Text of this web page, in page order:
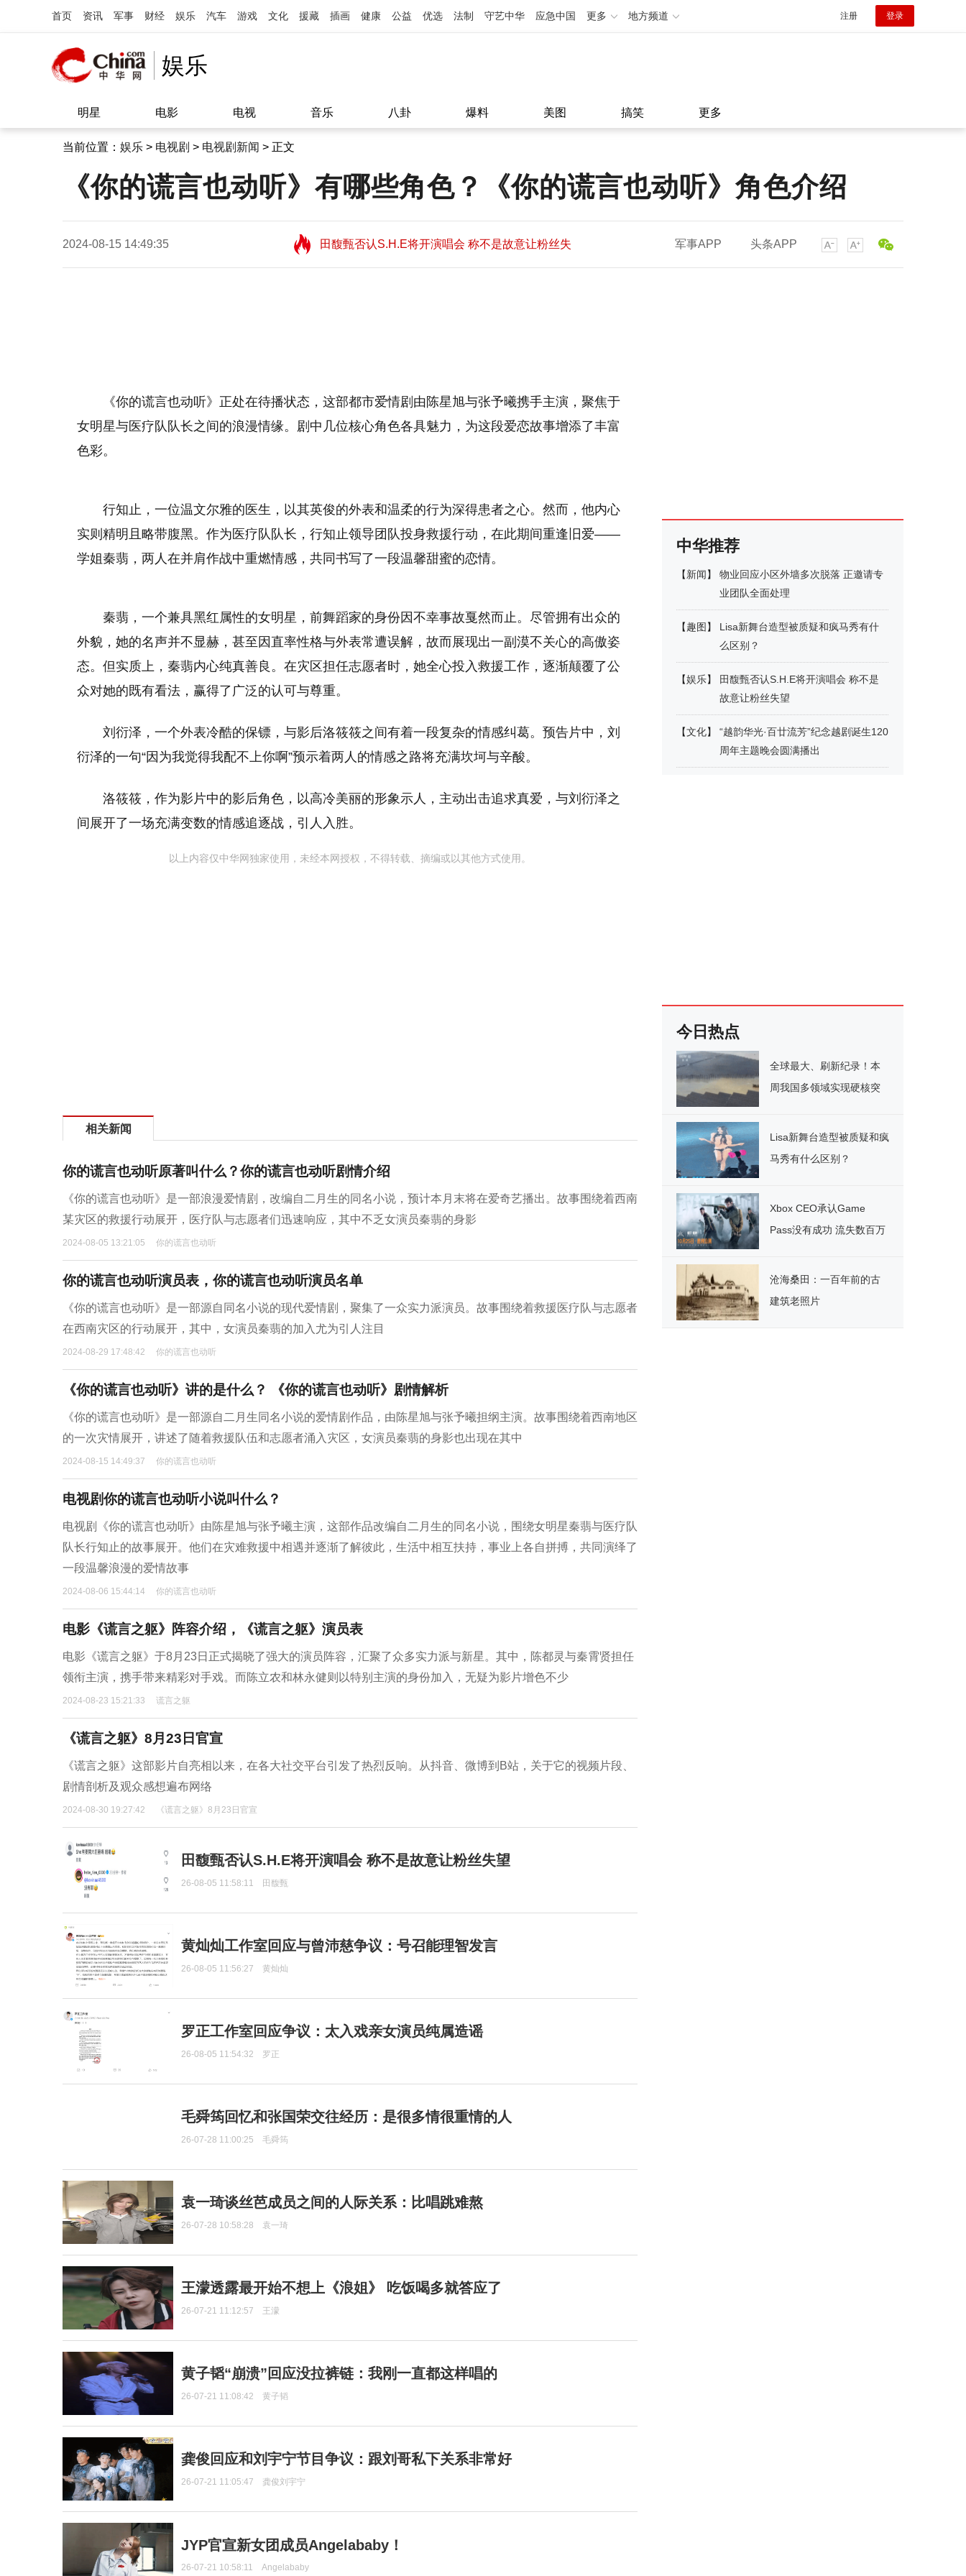
首页 资讯 军事 财经 娱乐 汽车 游戏 文化 援藏 插画 健康 公益 优选 法制 守艺中华 应急中国 更多 地方频道 注册 登录
娱乐
明星 电影 电视 音乐 八卦 爆料 美图 搞笑 更多
当前位置： 娱乐 > 电视剧 > 电视剧新闻 > 正文
《你的谎言也动听》有哪些角色？《你的谎言也动听》角色介绍
2024-08-15 14:49:35
田馥甄否认S.H.E将开演唱会 称不是故意让粉丝失
望11:08
田馥甄否认S.H.E将开演唱会 称不是故意让粉丝失
军事APP 头条APP
《你的谎言也动听》正处在待播状态，这部都市爱情剧由陈星旭与张予曦携手主演，聚焦于
女明星与医疗队队长之间的浪漫情缘。剧中几位核心角色各具魅力，为这段爱恋故事增添了丰富
色彩。
行知止，一位温文尔雅的医生，以其英俊的外表和温柔的行为深得患者之心。然而，他内心
实则精明且略带腹黑。作为医疗队队长，行知止领导团队投身救援行动，在此期间重逢旧爱——
学姐秦翡，两人在并肩作战中重燃情感，共同书写了一段温馨甜蜜的恋情。
秦翡，一个兼具黑红属性的女明星，前舞蹈家的身份因不幸事故戛然而止。尽管拥有出众的
外貌，她的名声并不显赫，甚至因直率性格与外表常遭误解，故而展现出一副漠不关心的高傲姿
态。但实质上，秦翡内心纯真善良。在灾区担任志愿者时，她全心投入救援工作，逐渐颠覆了公
众对她的既有看法，赢得了广泛的认可与尊重。
刘衍泽，一个外表冷酷的保镖，与影后洛筱筱之间有着一段复杂的情感纠葛。预告片中，刘
衍泽的一句“因为我觉得我配不上你啊”预示着两人的情感之路将充满坎坷与辛酸。
洛筱筱，作为影片中的影后角色，以高冷美丽的形象示人，主动出击追求真爱，与刘衍泽之
间展开了一场充满变数的情感追逐战，引人入胜。
以上内容仅中华网独家使用，未经本网授权，不得转载、摘编或以其他方式使用。
相关新闻
你的谎言也动听原著叫什么？你的谎言也动听剧情介绍
《你的谎言也动听》是一部浪漫爱情剧，改编自二月生的同名小说，预计本月末将在爱奇艺播出。故事围绕着西南
某灾区的救援行动展开，医疗队与志愿者们迅速响应，其中不乏女演员秦翡的身影
2024-08-05 13:21:05 你的谎言也动听
你的谎言也动听演员表，你的谎言也动听演员名单
《你的谎言也动听》是一部源自同名小说的现代爱情剧，聚集了一众实力派演员。故事围绕着救援医疗队与志愿者
在西南灾区的行动展开，其中，女演员秦翡的加入尤为引人注目
2024-08-29 17:48:42 你的谎言也动听
《你的谎言也动听》讲的是什么？ 《你的谎言也动听》剧情解析
《你的谎言也动听》是一部源自二月生同名小说的爱情剧作品，由陈星旭与张予曦担纲主演。故事围绕着西南地区
的一次灾情展开，讲述了随着救援队伍和志愿者涌入灾区，女演员秦翡的身影也出现在其中
2024-08-15 14:49:37 你的谎言也动听
电视剧你的谎言也动听小说叫什么？
电视剧《你的谎言也动听》由陈星旭与张予曦主演，这部作品改编自二月生的同名小说，围绕女明星秦翡与医疗队
队长行知止的故事展开。他们在灾难救援中相遇并逐渐了解彼此，生活中相互扶持，事业上各自拼搏，共同演绎了
一段温馨浪漫的爱情故事
2024-08-06 15:44:14 你的谎言也动听
电影《谎言之躯》阵容介绍，《谎言之躯》演员表
电影《谎言之躯》于8月23日正式揭晓了强大的演员阵容，汇聚了众多实力派与新星。其中，陈都灵与秦霄贤担任
领衔主演，携手带来精彩对手戏。而陈立农和林永健则以特别主演的身份加入，无疑为影片增色不少
2024-08-23 15:21:33 谎言之躯
《谎言之躯》8月23日官宣
《谎言之躯》这部影片自亮相以来，在各大社交平台引发了热烈反响。从抖音、微博到B站，关于它的视频片段、
剧情剖析及观众感想遍布网络
2024-08-30 19:27:42 《谎言之躯》8月23日官宣
田馥甄否认S.H.E将开演唱会 称不是故意让粉丝失望
26-08-05 11:58:11 田馥甄
黄灿灿工作室回应与曾沛慈争议：号召能理智发言
26-08-05 11:56:27 黄灿灿
罗正工作室回应争议：太入戏亲女演员纯属造谣
26-08-05 11:54:32 罗正
毛舜筠回忆和张国荣交往经历：是很多情很重情的人
26-07-28 11:00:25 毛舜筠
袁一琦谈丝芭成员之间的人际关系：比唱跳难熬
26-07-28 10:58:28 袁一琦
王濛透露最开始不想上《浪姐》 吃饭喝多就答应了
26-07-21 11:12:57 王濛
黄子韬“崩溃”回应没拉裤链：我刚一直都这样唱的
26-07-21 11:08:42 黄子韬
龚俊回应和刘宇宁节目争议：跟刘哥私下关系非常好
26-07-21 11:05:47 龚俊刘宇宁
JYP官宣新女团成员Angelababy！
26-07-21 10:58:11 Angelababy
中华推荐
【新闻】
物业回应小区外墙多次脱落 正邀请专
业团队全面处理
【趣图 】
Lisa新舞台造型被质疑和疯马秀有什
么区别？
【娱乐】
田馥甄否认S.H.E将开演唱会 称不是
故意让粉丝失望
【文化】
“越韵华光·百廿流芳”纪念越剧诞生120
周年主题晚会圆满播出
今日热点
全球最大、刷新纪录！本
周我国多领域实现硬核突
Lisa新舞台造型被质疑和疯
马秀有什么区别？
Xbox CEO承认Game
Pass没有成功 流失数百万
沧海桑田：一百年前的古
建筑老照片